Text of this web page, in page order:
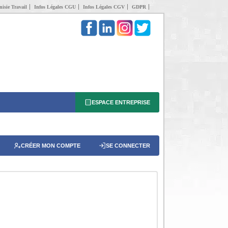
Travail Infos Légales CGU Infos Légales CGV GDPR
ESPACE ENTREPRISE
CRÉER MON COMPTE SE CONNECTER